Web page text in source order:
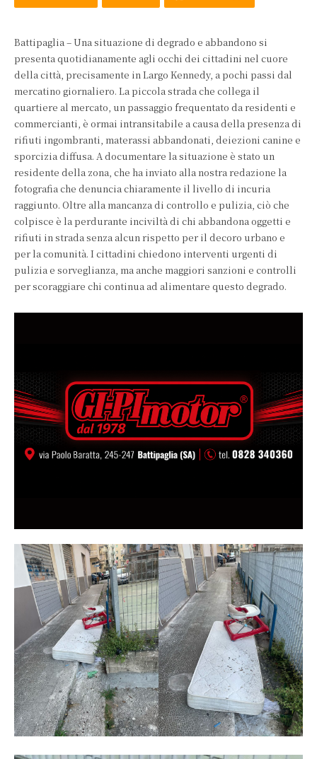
Battipaglia – Una situazione di degrado e abbandono si
presenta quotidianamente agli occhi dei cittadini nel cuore
della città, precisamente in Largo Kennedy, a pochi passi dal
mercatino giornaliero. La piccola strada che collega il
quartiere al mercato, un passaggio frequentato da residenti e
commercianti, è ormai intransitabile a causa della presenza di
rifiuti ingombranti, materassi abbandonati, deiezioni canine e
sporcizia diffusa. A documentare la situazione è stato un
residente della zona, che ha inviato alla nostra redazione la
fotografia che denuncia chiaramente il livello di incuria
raggiunto. Oltre alla mancanza di controllo e pulizia, ciò che
colpisce è la perdurante inciviltà di chi abbandona oggetti e
rifiuti in strada senza alcun rispetto per il decoro urbano e
per la comunità. I cittadini chiedono interventi urgenti di
pulizia e sorveglianza, ma anche maggiori sanzioni e controlli
per scoraggiare chi continua ad alimentare questo degrado.